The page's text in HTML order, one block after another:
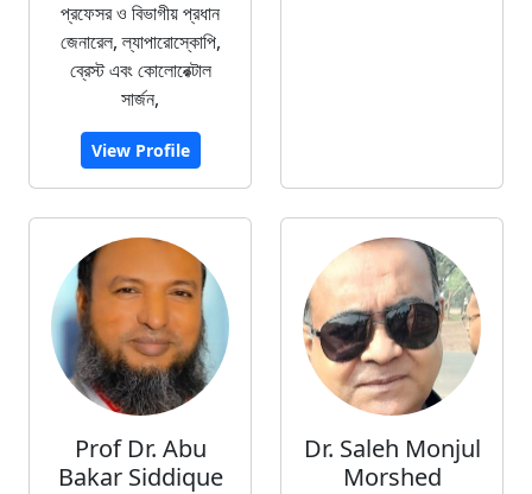
প্রফেসর ও বিভাগীয় প্রধান
জেনারেল, ল্যাপারোস্কোপি,
ব্রেস্ট এবং কোলোরেক্টাল
সার্জন,
View Profile
Prof Dr. Abu
Bakar Siddique
Dr. Saleh Monjul
Morshed